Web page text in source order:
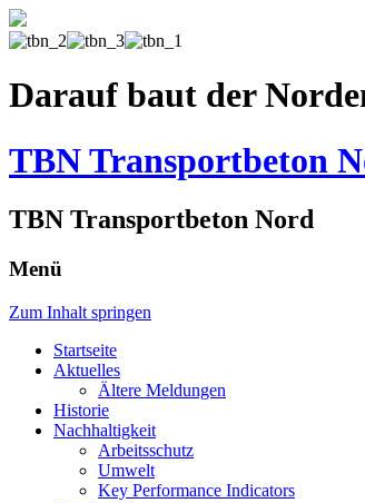
Darauf baut der
TBN Transportbeton
TBN Transportbeton Nord
Menü
Zum Inhalt springen
Startseite
Aktuelles
Ältere Meldungen
Historie
Nachhaltigkeit
Arbeitsschutz
Umwelt
Key Performance Indicators